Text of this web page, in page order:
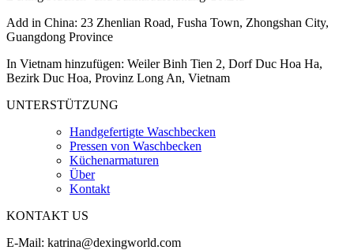
Add in China: 23 Zhenlian Road, Fusha Town, Zhongshan City,
Guangdong Province
In Vietnam hinzufügen: Weiler Binh Tien 2, Dorf Duc Hoa Ha,
Bezirk Duc Hoa, Provinz Long An, Vietnam
UNTERSTÜTZUNG
Handgefertigte Waschbecken
Pressen von Waschbecken
Küchenarmaturen
Über
Kontakt
KONTAKT US
E-Mail: katrina@dexingworld.com